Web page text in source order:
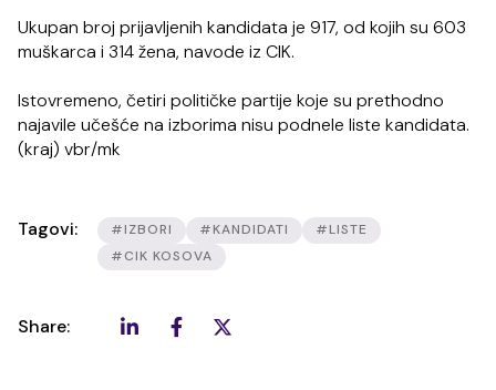
Ukupan broj prijavljenih kandidata je 917, od kojih su 603
muškarca i 314 žena, navode iz CIK.
Istovremeno, četiri političke partije koje su prethodno
najavile učešće na izborima nisu podnele liste kandidata.
(kraj) vbr/mk
Tagovi: #IZBORI #KANDIDATI
#LISTE
#CIK KOSOVA
Share: